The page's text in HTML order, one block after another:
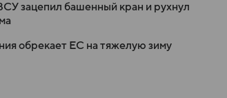
зацепил башенный кран и рухнул
обрекает ЕС на тяжелую зиму